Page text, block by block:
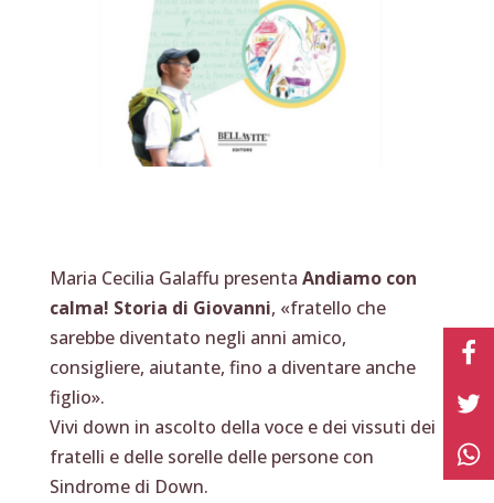
Maria Cecilia Galaffu presenta Andiamo con
calma! Storia di Giovanni, «fratello che
sarebbe diventato negli anni amico,
consigliere, aiutante, fino a diventare anche
figlio».
Vivi down in ascolto della voce e dei vissuti dei
fratelli e delle sorelle delle persone con
Sindrome di Down.